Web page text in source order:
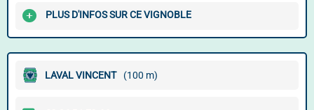
PLUS D'INFOS SUR CE VIGNOBLE
LAVAL VINCENT (100 m)